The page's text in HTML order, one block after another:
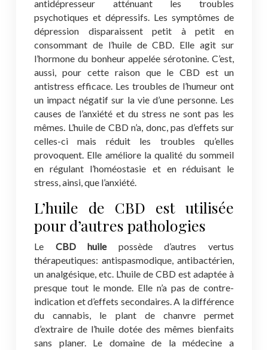
antidépresseur atténuant les troubles
psychotiques et dépressifs. Les symptômes de
dépression disparaissent petit à petit en
consommant de l’huile de CBD. Elle agit sur
l’hormone du bonheur appelée sérotonine. C’est,
aussi, pour cette raison que le CBD est un
antistress efficace. Les troubles de l’humeur ont
un impact négatif sur la vie d’une personne. Les
causes de l’anxiété et du stress ne sont pas les
mêmes. L’huile de CBD n’a, donc, pas d’effets sur
celles-ci mais réduit les troubles qu’elles
provoquent. Elle améliore la qualité du sommeil
en régulant l’homéostasie et en réduisant le
stress, ainsi, que l’anxiété.
L’huile de CBD est utilisée
pour d’autres pathologies
Le CBD huilepossède d’autres vertus
thérapeutiques: antispasmodique, antibactérien,
un analgésique, etc. L’huile de CBD est adaptée à
presque tout le monde. Elle n’a pas de contre-
indication et d’effets secondaires. A la différence
du cannabis, le plant de chanvre permet
d’extraire de l’huile dotée des mêmes bienfaits
sans planer. Le domaine de la médecine a